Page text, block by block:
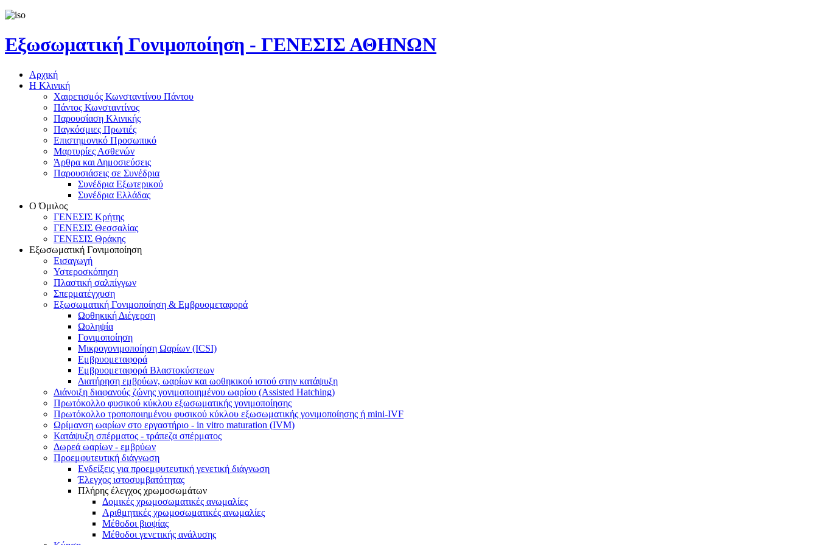
Εξωσωματική Γονιμοποίηση - ΓΕΝΕΣΙΣ ΑΘΗΝΩΝ
Αρχική
Η Κλινική
Χαιρετισμός Κωνσταντίνου Πάντου
Πάντος Κωνσταντίνος
Παρουσίαση Κλινικής
Παγκόσμιες Πρωτιές
Επιστημονικό Προσωπικό
Μαρτυρίες Ασθενών
Άρθρα και Δημοσιεύσεις
Παρουσιάσεις σε Συνέδρια
Συνέδρια Εξωτερικού
Συνέδρια Ελλάδας
Ο Όμιλος
ΓΕΝΕΣΙΣ Κρήτης
ΓΕΝΕΣΙΣ Θεσσαλίας
ΓΕΝΕΣΙΣ Θράκης
Εξωσωματική Γονιμοποίηση
Εισαγωγή
Υστεροσκόπηση
Πλαστική σαλπίγγων
Σπερματέγχυση
Εξωσωματική Γονιμοποίηση & Εμβρυομεταφορά
Ωοθηκική Διέγερση
Ωοληψία
Γονιμοποίηση
Μικρογονιμοποίηση Ωαρίων (ICSI)
Εμβρυομεταφορά
Εμβρυομεταφορά Βλαστοκύστεων
Διατήρηση εμβρύων, ωαρίων και ωοθηκικού ιστού στην κατάψυξη
Διάνοιξη διαφανούς ζώνης γονιμοποιημένου ωαρίου (Assisted Hatching)
Πρωτόκολλο φυσικού κύκλου εξωσωματικής γονιμοποίησης
Πρωτόκολλο τροποποιημένου φυσικού κύκλου εξωσωματικής γονιμοποίησης ή mini-IVF
Ωρίμανση ωαρίων στο εργαστήριο - in vitro maturation (IVM)
Κατάψυξη σπέρματος - τράπεζα σπέρματος
Δωρεά ωαρίων - εμβρύων
Προεμφυτευτική διάγνωση
Ενδείξεις για προεμφυτευτική γενετική διάγνωση
Έλεγχος ιστοσυμβατότητας
Πλήρης έλεγχος χρωμοσωμάτων
Δομικές χρωμοσωματικές ανωμαλίες
Αριθμητικές χρωμοσωματικές ανωμαλίες
Μέθοδοι βιοψίας
Mέθοδοι γενετικής ανάλυσης